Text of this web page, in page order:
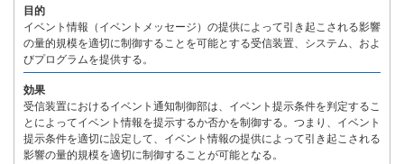
目的
イベント情報（イベントメッセージ）の提供によって引き起こされる影響
の量的規模を適切に制御することを可能とする受信装置、システム、およ
びプログラムを提供する。
効果
受信装置におけるイベント通知制御部は、イベント提示条件を判定するこ
とによってイベント情報を提示するか否かを制御する。つまり、イベント
提示条件を適切に設定して、イベント情報の提供によって引き起こされる
影響の量的規模を適切に制御することが可能となる。